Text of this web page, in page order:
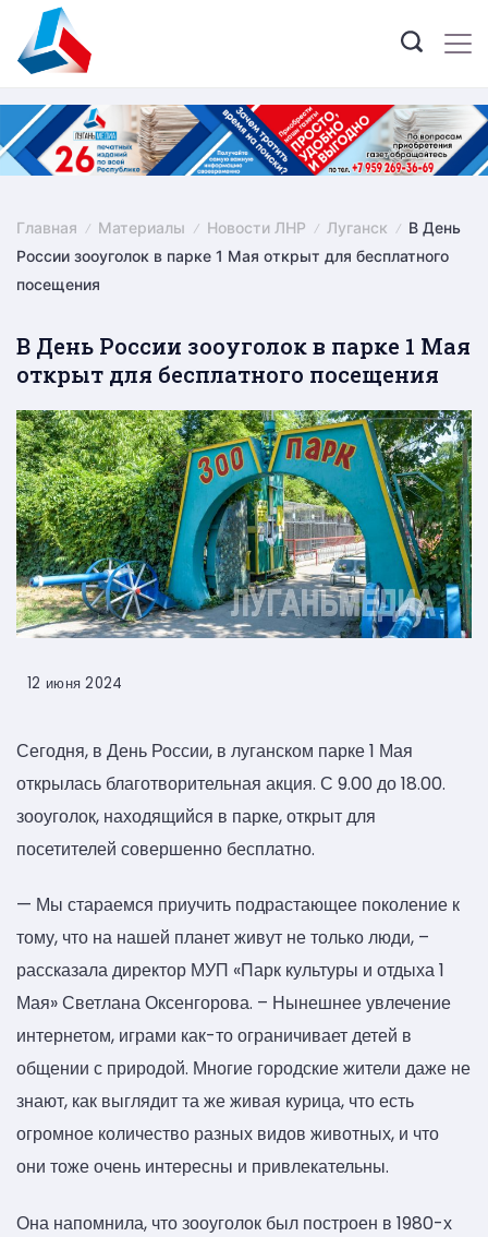
content
Главная Материалы Новости ЛНР Луганск
В День
России зооуголок в парке 1 Мая открыт для бесплатного
посещения
В День России зооуголок в парке 1 Мая
открыт для бесплатного посещения
12 июня 2024
Сегодня, в День России, в луганском парке 1 Мая
открылась благотворительная акция. С 9.00 до 18.00.
зооуголок, находящийся в парке, открыт для
посетителей совершенно бесплатно.
— Мы стараемся приучить подрастающее поколение к
тому, что на нашей планет живут не только люди, –
рассказала директор МУП «Парк культуры и отдыха 1
Мая» Светлана Оксенгорова. – Нынешнее увлечение
интернетом, играми как-то ограничивает детей в
общении с природой. Многие городские жители даже не
знают, как выглядит та же живая курица, что есть
огромное количество разных видов животных, и что
они тоже очень интересны и привлекательны.
Она напомнила, что зооуголок был построен в 1980-х